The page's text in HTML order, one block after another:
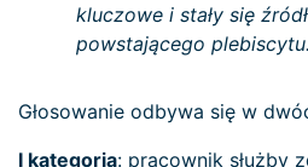
kluczowe i stały się
powstającego plebiscytu.
Głosowanie odbywa się w
I kategoria: pracownik służby